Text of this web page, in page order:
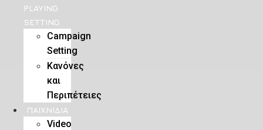
PLAYING
SETTING
Campaign
Setting
Kανόνες
και
Περιπέτειες
ΠΑΙΧΝΊΔΙΑ
Video